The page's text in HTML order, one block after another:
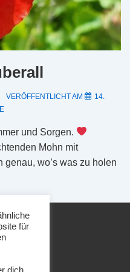
VERÖFFENTLICHT AM
14.
und Sorgen.
Mohn mit
wo’s was zu holen
für